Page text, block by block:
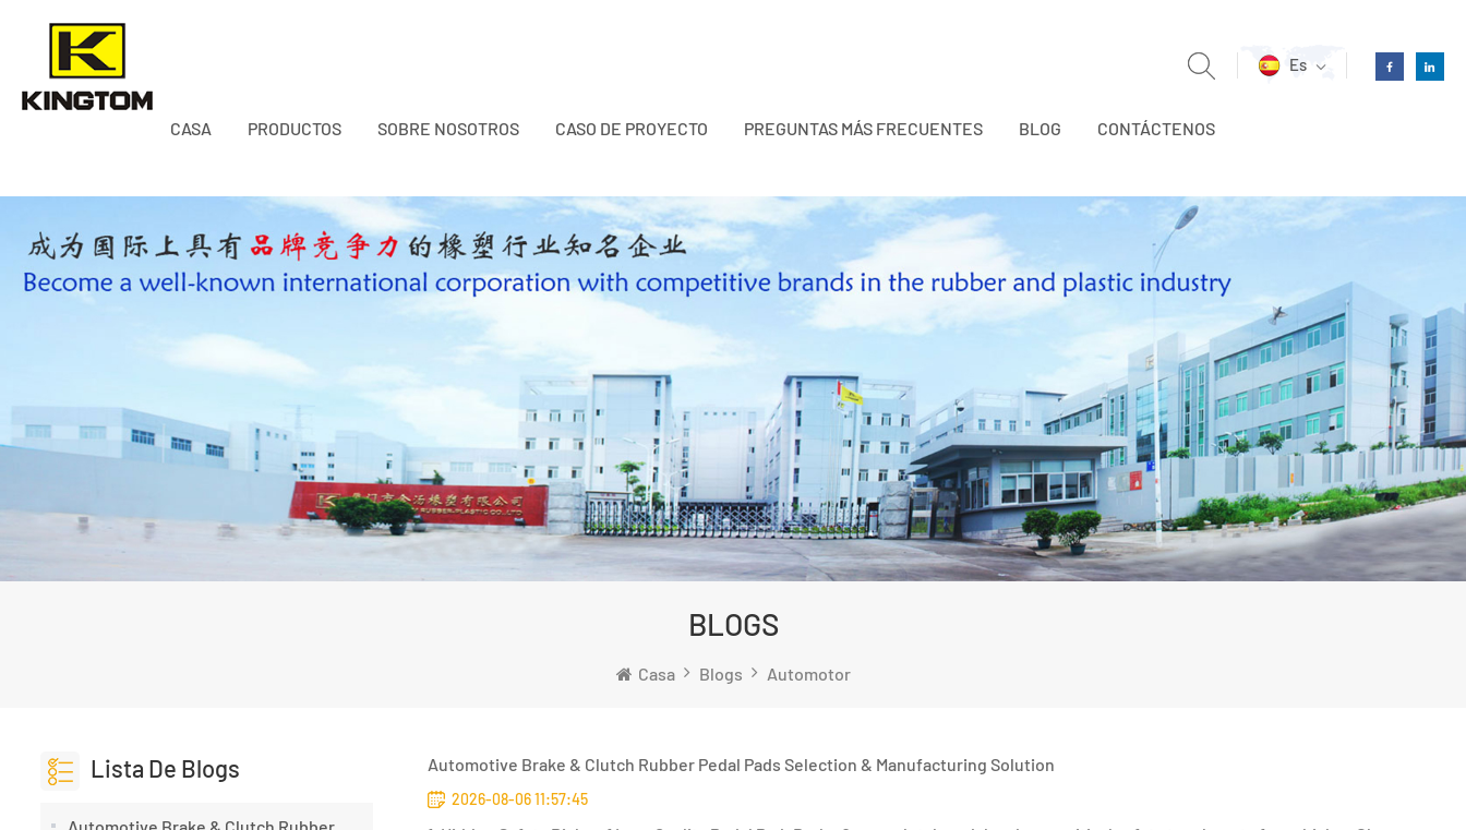
Es
CASA PRODUCTOS SOBRE NOSOTROS CASO DE PROYECTO PREGUNTAS MÁS FRECUENTES BLOG CONTÁCTENOS
BLOGS
Casa Blogs Automotor
Lista De Blogs Automotive Brake & Clutch Rubber Pedal Pads Selection & Manufacturing Solution
2026-08-06 11:57:45